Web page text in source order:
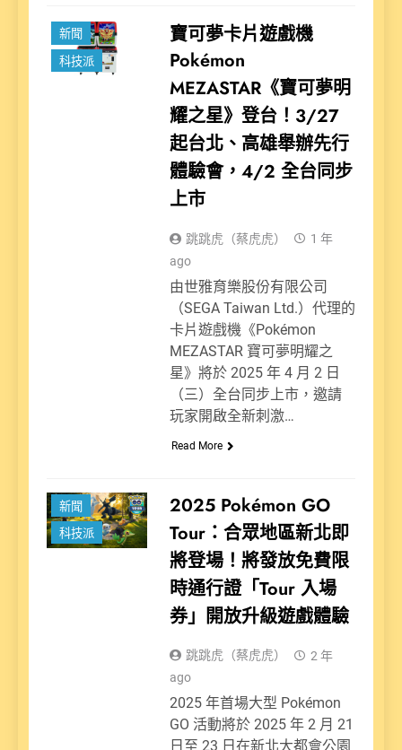
新聞
科技派
寶可夢卡片遊戲機
Pokémon
MEZASTAR《寶可夢明
耀之星》登台！3/27
起台北、高雄舉辦先行
體驗會，4/2 全台同步
上市
跳跳虎（蔡虎虎）
1 年
ago
由世雅育樂股份有限公司
（SEGA Taiwan Ltd.）代理的
卡片遊戲機《Pokémon
MEZASTAR 寶可夢明耀之
星》將於 2025 年 4 月 2 日
（三）全台同步上市，邀請
玩家開啟全新刺激…
Read More
新聞
科技派
2025 Pokémon GO
Tour：合眾地區新北即
將登場！將發放免費限
時通行證「Tour 入場
券」開放升級遊戲體驗
跳跳虎（蔡虎虎）
2 年
ago
2025 年首場大型 Pokémon
GO 活動將於 2025 年 2 月 21
日至 23 日在新北大都會公園